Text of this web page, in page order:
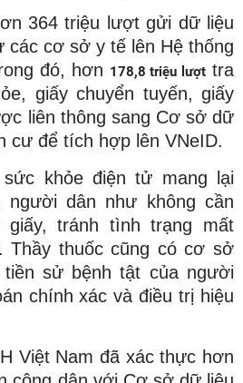
364 triệu lượt gửi dữ liệu
các cơ sở y tế lên Hệ thống
đó, hơn 178,8 triệu lượt tra
giấy chuyển tuyến, giấy
liên thông sang Cơ sở dữ
cư để tích hợp lên VNeID.
khỏe điện tử mang lại
người dân như không cần
tránh tình trạng mất
Thầy thuốc cũng có cơ sở
sử bệnh tật của người
chính xác và điều trị hiệu
Việt Nam đã xác thực hơn